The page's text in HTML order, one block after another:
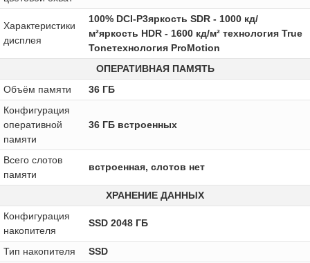
Характеристики
дисплея
100% DCI-P3яркость SDR - 1000 кд/
м²яркость HDR - 1600 кд/м² технология True
Toneтехнология ProMotion
ОПЕРАТИВНАЯ ПАМЯТЬ
Объём памяти
36 ГБ
Конфигурация
оперативной
памяти
36 ГБ встроенных
Всего слотов
памяти
встроенная, слотов нет
ХРАНЕНИЕ ДАННЫХ
Конфигурация
накопителя
SSD 2048 ГБ
Тип накопителя
SSD